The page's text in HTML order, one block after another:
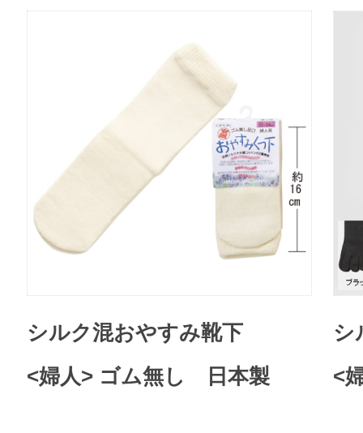
シルク混おやすみ靴下
<婦人> ゴム無し 日本製
シ
<